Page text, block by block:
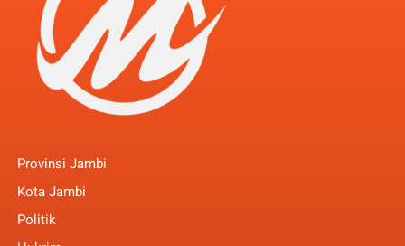
Provinsi Jambi
Kota Jambi
Politik